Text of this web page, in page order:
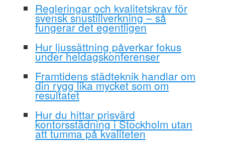
Regleringar och kvalitetskrav för
svensk snustillverkning – så
fungerar det egentligen
Hur ljussättning påverkar fokus
under heldagskonferenser
Framtidens städteknik handlar om
din rygg lika mycket som om
resultatet
Hur du hittar prisvärd
kontorsstädning i Stockholm utan
att tumma på kvaliteten